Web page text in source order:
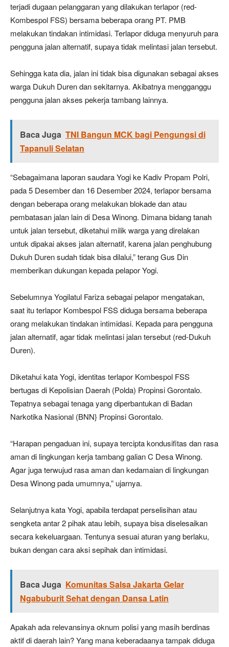
terjadi dugaan pelanggaran yang dilakukan terlapor (red-
Kombespol FSS) bersama beberapa orang PT. PMB
melakukan tindakan intimidasi. Terlapor diduga menyuruh para
pengguna jalan alternatif, supaya tidak melintasi jalan tersebut.
Sehingga kata dia, jalan ini tidak bisa digunakan sebagai akses
warga Dukuh Duren dan sekitarnya. Akibatnya mengganggu
pengguna jalan akses pekerja tambang lainnya.
Baca Juga TNI Bangun MCK bagi Pengungsi di
Tapanuli Selatan
“Sebagaimana laporan saudara Yogi ke Kadiv Propam Polri,
pada 5 Desember dan 16 Desember 2024, terlapor bersama
dengan beberapa orang melakukan blokade dan atau
pembatasan jalan lain di Desa Winong. Dimana bidang tanah
untuk jalan tersebut, diketahui milik warga yang direlakan
untuk dipakai akses jalan alternatif, karena jalan penghubung
Dukuh Duren sudah tidak bisa dilalui,” terang Gus Din
memberikan dukungan kepada pelapor Yogi.
Sebelumnya Yogilatul Fariza sebagai pelapor mengatakan,
saat itu terlapor Kombespol FSS diduga bersama beberapa
orang melakukan tindakan intimidasi. Kepada para pengguna
jalan alternatif, agar tidak melintasi jalan tersebut (red-Dukuh
Duren).
Diketahui kata Yogi, identitas terlapor Kombespol FSS
bertugas di Kepolisian Daerah (Polda) Propinsi Gorontalo.
Tepatnya sebagai tenaga yang diperbantukan di Badan
Narkotika Nasional (BNN} Propinsi Gorontalo.
“Harapan pengaduan ini, supaya tercipta kondusifitas dan rasa
aman di lingkungan kerja tambang galian C Desa Winong.
Agar juga terwujud rasa aman dan kedamaian di lingkungan
Desa Winong pada umumnya,” ujarnya.
Selanjutnya kata Yogi, apabila terdapat perselisihan atau
sengketa antar 2 pihak atau lebih, supaya bisa diselesaikan
secara kekeluargaan. Tentunya sesuai aturan yang berlaku,
bukan dengan cara aksi sepihak dan intimidasi.
Baca Juga Komunitas Salsa Jakarta Gelar
Ngabuburit Sehat dengan Dansa Latin
Apakah ada relevansinya oknum polisi yang masih berdinas
aktif di daerah lain? Yang mana keberadaanya tampak diduga